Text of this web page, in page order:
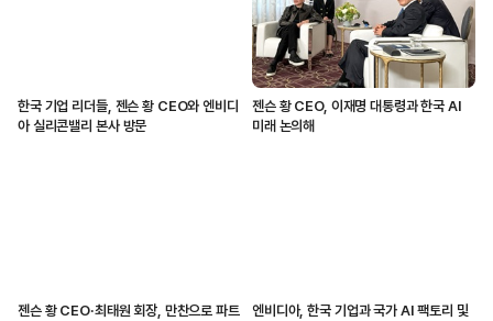
한국 기업 리더들, 젠슨 황 CEO와 엔비디
아 실리콘밸리 본사 방문
젠슨 황 CEO, 이재명 대통령과 한국 AI
미래 논의해
젠슨 황 CEO·최태원 회장, 만찬으로 파트
엔비디아, 한국 기업과 국가 AI 팩토리 및